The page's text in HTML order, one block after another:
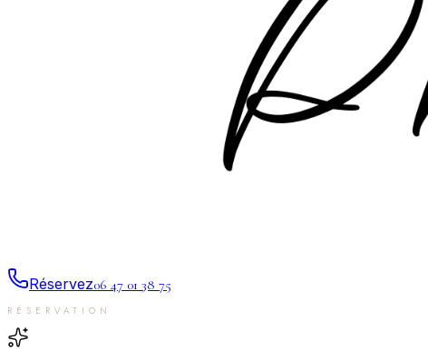
Réservez06 47 01 38 75
RÉSERVATION